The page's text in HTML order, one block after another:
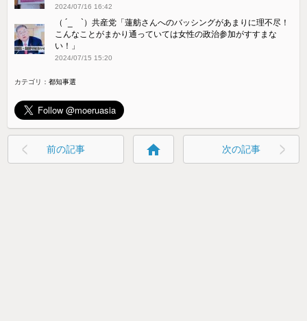
2024/07/16 16:42
（ ´_ゝ`）共産党「蓮舫さんへのバッシングがあまりに理不尽！
こんなことがまかり通っていては女性の政治参加がすすまな
い！」
2024/07/15 15:20
カテゴリ：都知事選
前の記事 home 次の記事